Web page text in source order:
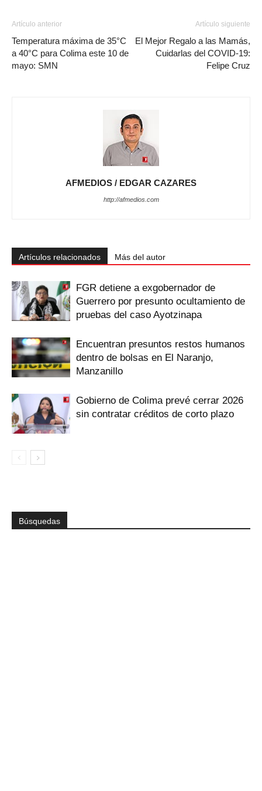
Artículo anterior
Temperatura máxima de 35°C
a 40°C para Colima este 10 de
mayo: SMN
Artículo siguiente
El Mejor Regalo a las Mamás,
Cuidarlas del COVID-19:
Felipe Cruz
AFMEDIOS / EDGAR CAZARES
http://afmedios.com
Artículos relacionados Más del autor
FGR detiene a exgobernador de
Guerrero por presunto ocultamiento de
pruebas del caso Ayotzinapa
Encuentran presuntos restos humanos
dentro de bolsas en El Naranjo,
Manzanillo
Gobierno de Colima prevé cerrar 2026
sin contratar créditos de corto plazo
Búsquedas